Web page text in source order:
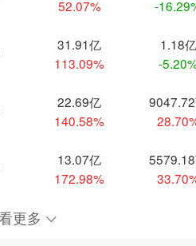
52.07%
-
31.91亿
113.09%
1.18亿
-
22.69亿
140.58%
13.07亿
172.98%
更多